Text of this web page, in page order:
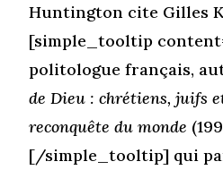
Huntington cite Gilles
[simple_tooltip
politologue français,
de Dieu : chrétiens, juifs
reconquête du monde
[/simple_tooltip] qui